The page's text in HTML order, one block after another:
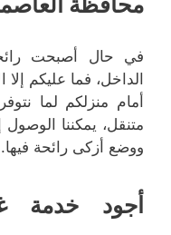
في حال أصبحت
الداخل، فما عليكم
أمام منزلكم لما
متنقل، يمكننا
ووضع أزكى رائحة فيها.
أجود خدمة